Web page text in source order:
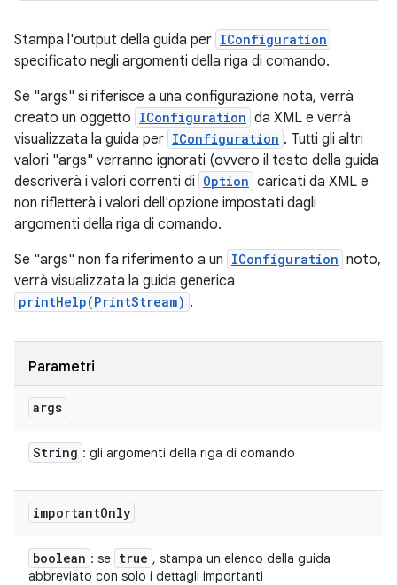
Stampa l'output della guida per IConfiguration
specificato negli argomenti della riga di comando.
Se "args" si riferisce a una configurazione nota, verrà
creato un oggetto IConfiguration da XML e verrà
visualizzata la guida per IConfiguration . Tutti gli altri
valori "args" verranno ignorati (ovvero il testo della guida
descriverà i valori correnti di Option caricati da XML e
non rifletterà i valori dell'opzione impostati dagli
argomenti della riga di comando.
Se "args" non fa riferimento a un IConfiguration noto,
verrà visualizzata la guida generica
printHelp(PrintStream) .
Parametri
args
String : gli argomenti della riga di comando
importantOnly
boolean : se true , stampa un elenco della guida
abbreviato con solo i dettagli importanti